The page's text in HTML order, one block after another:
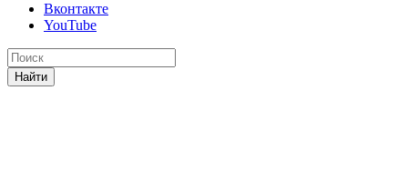
Вконтакте
YouTube
Найти